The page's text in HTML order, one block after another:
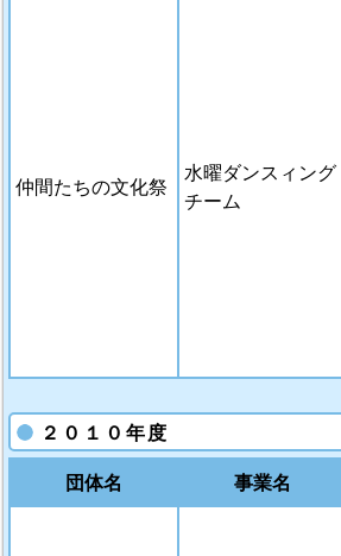
仲間たちの文化祭
水曜ダンスィング
チーム
２０１０年度
団体名
事業名